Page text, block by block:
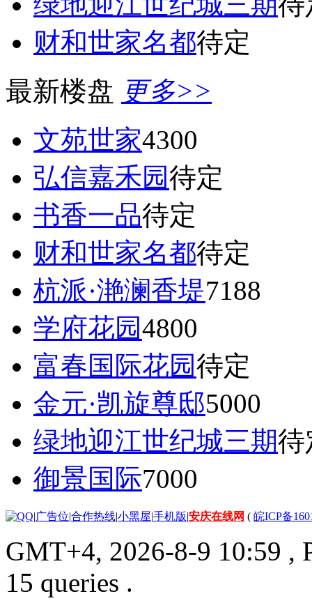
财和世家名都待定
最新楼盘 更多>>
文苑世家4300
弘信嘉禾园待定
书香一品待定
财和世家名都待定
杭派·滟澜香堤7188
学府花园4800
富春国际花园待定
金元·凯旋尊邸5000
绿地迎江世纪城三期待
御景国际7000
|广告位|合作热线|小黑屋|手机版|安庆在线网 ( 皖ICP备
GMT+4, 2026-8-9 10:59 ,
15 queries .